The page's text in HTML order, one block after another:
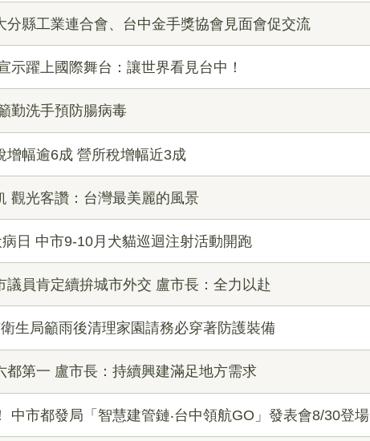
分縣工業連合會、台中金手獎協會見面會促交流
示躍上國際舞台：讓世界看見台中！
勤洗手預防腸病毒
增幅逾6成 營所稅增幅近3成
觀光客讚：台灣最美麗的風景
日 中市9-10月犬貓巡迴注射活動開跑
議員肯定續拚城市外交 盧市長：全力以赴
生局籲雨後清理家園請務必穿著防護裝備
都第一 盧市長：持續興建滿足地方需求
中市都發局「智慧建管鏈‧台中領航GO」發表會8/30登場